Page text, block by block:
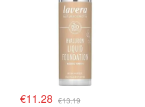
€11.28 €13.19